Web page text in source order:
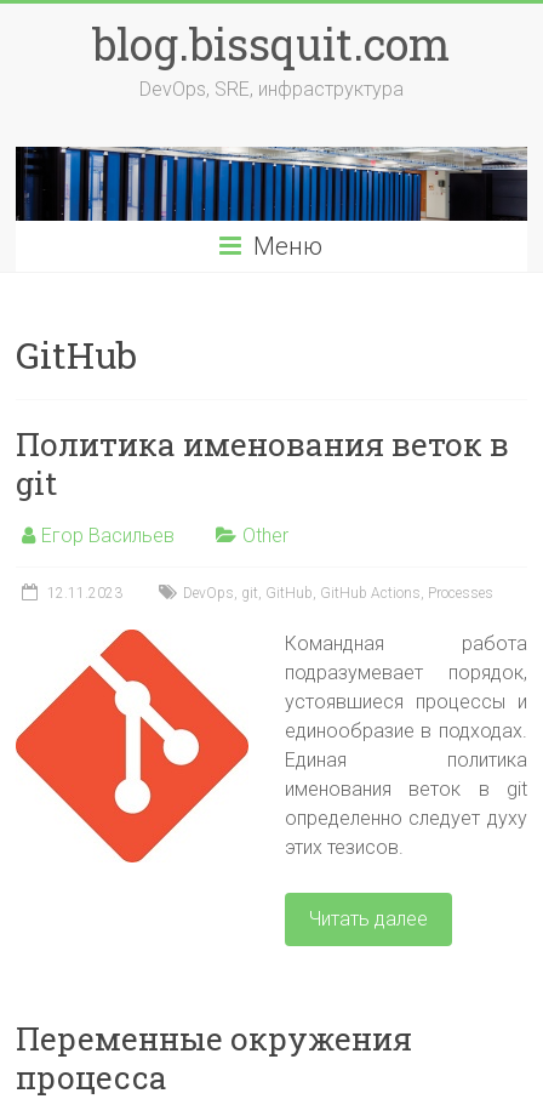
содержимомуblog.bissquit.com
DevOps, SRE, инфраструктура
Меню
GitHub
Политика именования веток в
git
Егор Васильев Other
12.11.2023 DevOps, git, GitHub, GitHub Actions, Processes
Командная работа
подразумевает порядок,
устоявшиеся процессы и
единообразие в подходах.
Единая политика
именования веток в git
определенно следует духу
этих тезисов.
Читать далее
Переменные окружения
процесса